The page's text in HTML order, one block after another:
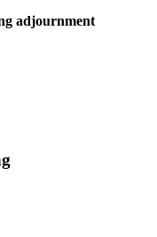
adjournment